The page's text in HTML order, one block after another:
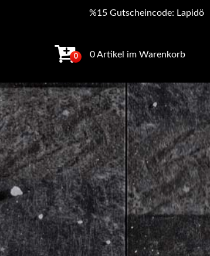
%15 Gutscheincode: Lapidö
0 0 Artikel im Warenkorb